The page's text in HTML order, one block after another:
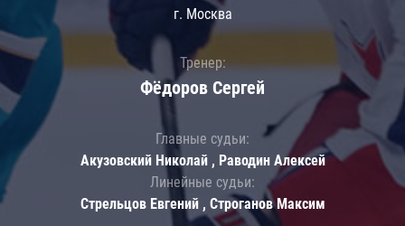
г. Москва
Тренер:
Фёдоров Сергей
Главные судьи:
Акузовский Николай , Раводин Алексей
Линейные судьи:
Стрельцов Евгений , Строганов Максим